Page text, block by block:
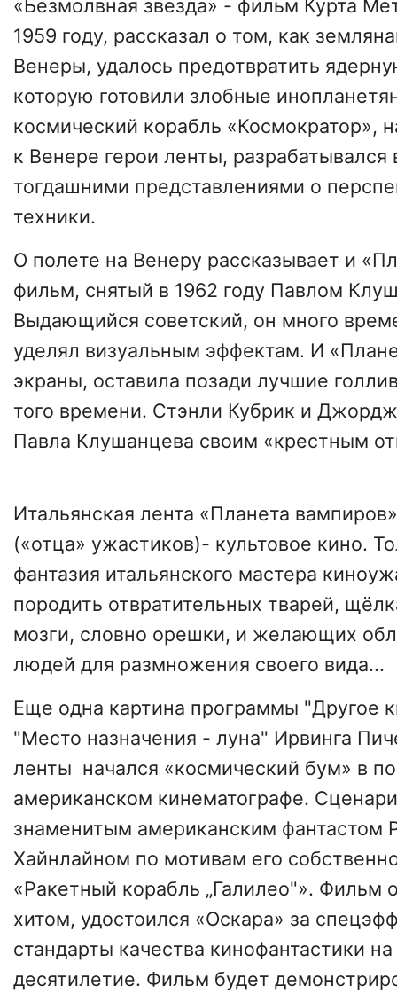
«Безмолвная звезда» - фильм Курта
1959 году, рассказал о том, как
Венеры, удалось предотвратить
которую готовили злобные
космический корабль «Космократор»,
к Венере герои ленты, разрабатывался
тогдашними представлениями о
техники.
О полете на Венеру рассказывает и
фильм, снятый в 1962 году Павлом
Выдающийся советский, он много
уделял визуальным эффектам. И
экраны, оставила позади лучшие
того времени. Стэнли Кубрик и
Павла Клушанцева своим «крестным
Итальянская лента «Планета
(«отца» ужастиков)- культовое кино.
фантазия итальянского мастера
породить отвратительных тварей,
мозги, словно орешки, и желающих
людей для размножения своего вида...
Еще одна картина программы "Другое
"Место назначения - луна" Ирвинга
ленты начался «космический бум» в
американском кинематографе.
знаменитым американским фантастом
Хайнлайном по мотивам его
«Ракетный корабль „Галилео"». Фильм
хитом, удостоился «Оскара» за
стандарты качества кинофантастики
десятилетие. Фильм будет